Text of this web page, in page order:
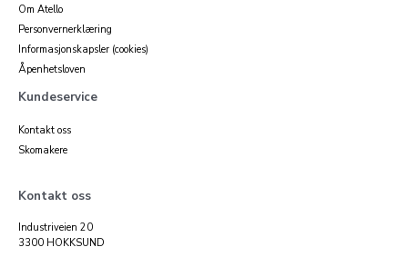
Om Atello
Personvernerklæring
Informasjonskapsler (cookies)
Åpenhetsloven
Kundeservice
Kontakt oss
Skomakere
Kontakt oss
Industriveien 20
3300 HOKKSUND